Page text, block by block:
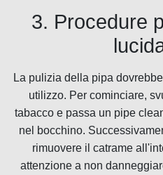
3. Procedure
La pulizia della pipa
utilizzo. Per cominciare,
tabacco e passa un pipe
nel bocchino.
rimuovere il catrame
attenzione a non